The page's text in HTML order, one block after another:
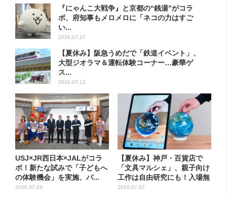
『にゃんこ大戦争』と京都の“銭湯”がコラ
ボ、府知事もメロメロに「ネコの力はすご
い...
2026.07.27
【夏休み】阪急うめだで「鉄道イベント」、
大型ジオラマ＆運転体験コーナー…豪華ゲ
ス...
2026.07.13
USJ×JR西日本×JALがコラ
ボ！新たな試みで「子どもへ
の体験機会」を実施、パ...
2026.07.23
【夏休み】神戸・百貨店で
「文具マルシェ」、親子向け
工作は自由研究にも！入場無
料で
2026.07.27